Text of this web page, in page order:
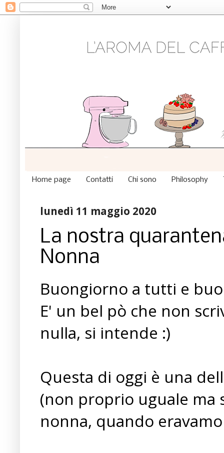
Home page Contatti Chi sono Philosophy
lunedì 11 maggio 2020
La nostra
Nonna
Buongiorno a tutti e
E' un bel pò che non
nulla, si intende :)
Questa di oggi è una
(non proprio uguale ma
nonna, quando